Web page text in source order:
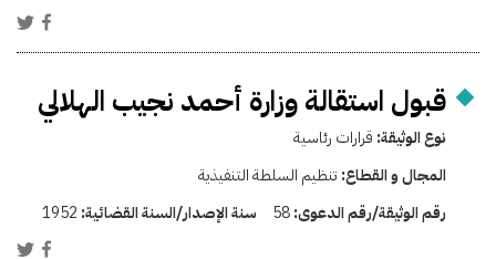
قبول استقالة وزارة أحمد نجيب الهلالي
نوع الوثيقة: قرارات رئاسية
المجال و القطاع: تنظيم السلطة التنفيذية
رقم الوثيقة/رقم الدعوى:58 سنة الإصدار/السنة القضائية: 1952